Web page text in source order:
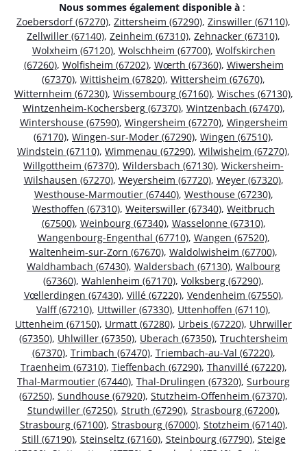
Nous sommes également disponible à :
Zoebersdorf (67270), Zittersheim (67290), Zinswiller (67110),
Zellwiller (67140), Zeinheim (67310), Zehnacker (67310),
Wolxheim (67120), Wolschheim (67700), Wolfskirchen
(67260), Wolfisheim (67202), Wœrth (67360), Wiwersheim
(67370), Wittisheim (67820), Wittersheim (67670),
Witternheim (67230), Wissembourg (67160), Wisches (67130),
Wintzenheim-Kochersberg (67370), Wintzenbach (67470),
Wintershouse (67590), Wingersheim (67270), Wingersheim
(67170), Wingen-sur-Moder (67290), Wingen (67510),
Windstein (67110), Wimmenau (67290), Wilwisheim (67270),
Willgottheim (67370), Wildersbach (67130), Wickersheim-
Wilshausen (67270), Weyersheim (67720), Weyer (67320),
Westhouse-Marmoutier (67440), Westhouse (67230),
Westhoffen (67310), Weiterswiller (67340), Weitbruch
(67500), Weinbourg (67340), Wasselonne (67310),
Wangenbourg-Engenthal (67710), Wangen (67520),
Waltenheim-sur-Zorn (67670), Waldolwisheim (67700),
Waldhambach (67430), Waldersbach (67130), Walbourg
(67360), Wahlenheim (67170), Volksberg (67290),
Vœllerdingen (67430), Villé (67220), Vendenheim (67550),
Valff (67210), Uttwiller (67330), Uttenhoffen (67110),
Uttenheim (67150), Urmatt (67280), Urbeis (67220), Uhrwiller
(67350), Uhlwiller (67350), Uberach (67350), Truchtersheim
(67370), Trimbach (67470), Triembach-au-Val (67220),
Traenheim (67310), Tieffenbach (67290), Thanvillé (67220),
Thal-Marmoutier (67440), Thal-Drulingen (67320), Surbourg
(67250), Sundhouse (67920), Stutzheim-Offenheim (67370),
Stundwiller (67250), Struth (67290), Strasbourg (67200),
Strasbourg (67100), Strasbourg (67000), Stotzheim (67140),
Still (67190), Steinseltz (67160), Steinbourg (67790), Steige